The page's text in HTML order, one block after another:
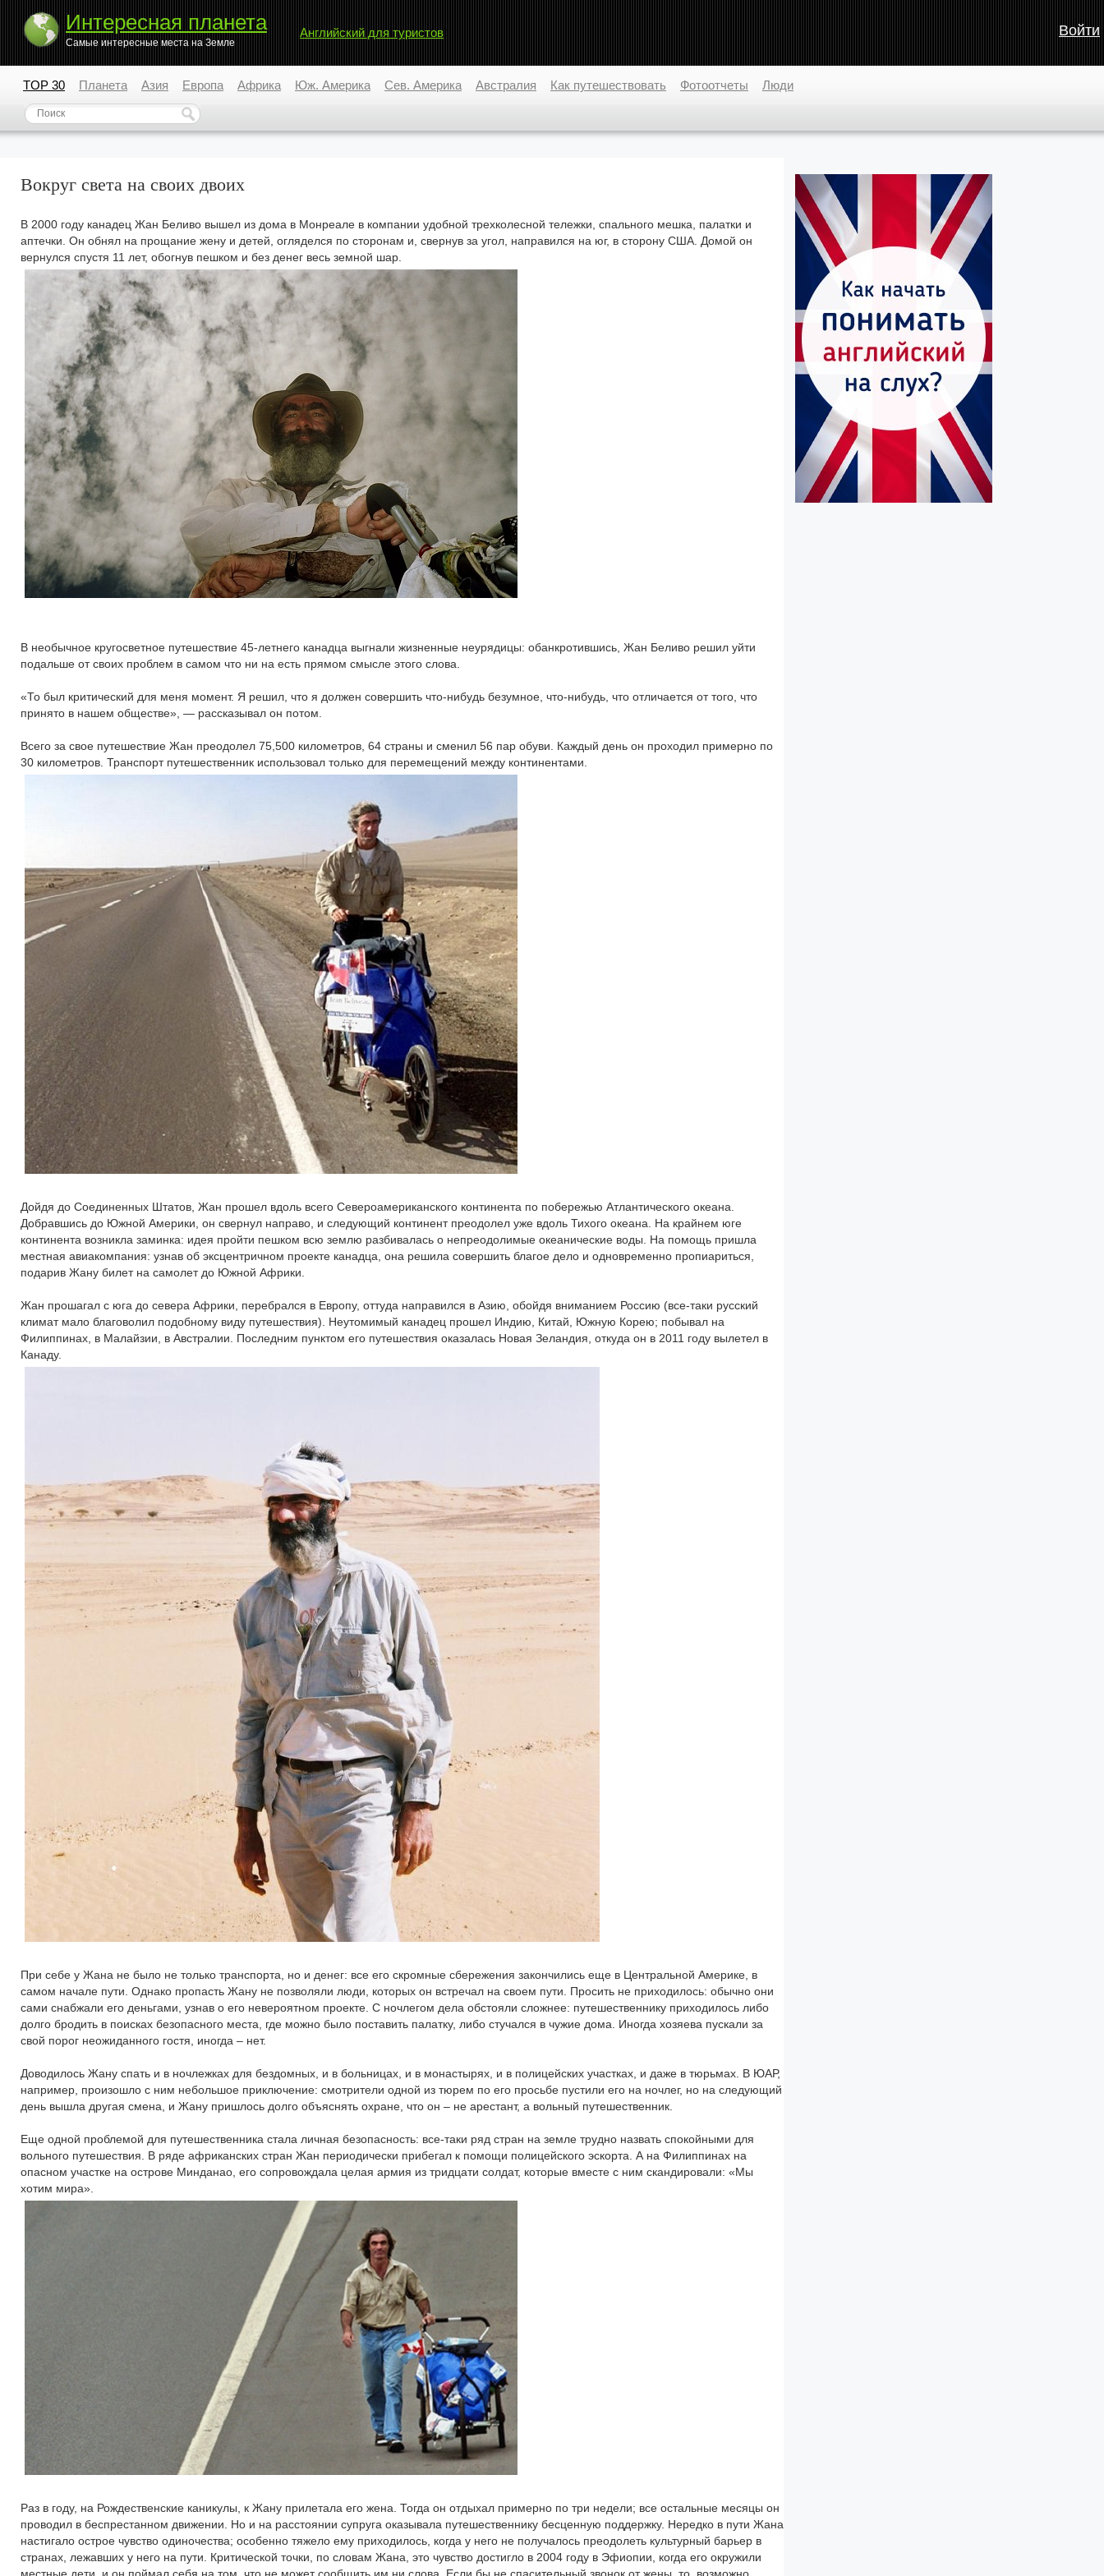
Интересная планета
Самые интересные места на Земле
Английский для туристов Войти
TOP 30 Планета Азия Европа Африка Юж. Америка Сев. Америка Австралия Как путешествовать Фотоотчеты Люди
Вокруг света на своих двоих
В 2000 году канадец Жан Беливо вышел из дома в Монреале в компании удобной трехколесной тележки, спального мешка, палатки и
аптечки. Он обнял на прощание жену и детей, огляделся по сторонам и, свернув за угол, направился на юг, в сторону США. Домой он
вернулся спустя 11 лет, обогнув пешком и без денег весь земной шар.
В необычное кругосветное путешествие 45-летнего канадца выгнали жизненные неурядицы: обанкротившись, Жан Беливо решил уйти
подальше от своих проблем в самом что ни на есть прямом смысле этого слова.
«То был критический для меня момент. Я решил, что я должен совершить что-нибудь безумное, что-нибудь, что отличается от того, что
принято в нашем обществе», — рассказывал он потом.
Всего за свое путешествие Жан преодолел 75,500 километров, 64 страны и сменил 56 пар обуви. Каждый день он проходил примерно по
30 километров. Транспорт путешественник использовал только для перемещений между континентами.
Дойдя до Соединенных Штатов, Жан прошел вдоль всего Североамериканского континента по побережью Атлантического океана.
Добравшись до Южной Америки, он свернул направо, и следующий континент преодолел уже вдоль Тихого океана. На крайнем юге
континента возникла заминка: идея пройти пешком всю землю разбивалась о непреодолимые океанические воды. На помощь пришла
местная авиакомпания: узнав об эксцентричном проекте канадца, она решила совершить благое дело и одновременно пропиариться,
подарив Жану билет на самолет до Южной Африки.
Жан прошагал с юга до севера Африки, перебрался в Европу, оттуда направился в Азию, обойдя вниманием Россию (все-таки русский
климат мало благоволил подобному виду путешествия). Неутомимый канадец прошел Индию, Китай, Южную Корею; побывал на
Филиппинах, в Малайзии, в Австралии. Последним пунктом его путешествия оказалась Новая Зеландия, откуда он в 2011 году вылетел в
Канаду.
При себе у Жана не было не только транспорта, но и денег: все его скромные сбережения закончились еще в Центральной Америке, в
самом начале пути. Однако пропасть Жану не позволяли люди, которых он встречал на своем пути. Просить не приходилось: обычно они
сами снабжали его деньгами, узнав о его невероятном проекте. С ночлегом дела обстояли сложнее: путешественнику приходилось либо
долго бродить в поисках безопасного места, где можно было поставить палатку, либо стучался в чужие дома. Иногда хозяева пускали за
свой порог неожиданного гостя, иногда – нет.
Доводилось Жану спать и в ночлежках для бездомных, и в больницах, и в монастырях, и в полицейских участках, и даже в тюрьмах. В ЮАР,
например, произошло с ним небольшое приключение: смотрители одной из тюрем по его просьбе пустили его на ночлег, но на следующий
день вышла другая смена, и Жану пришлось долго объяснять охране, что он – не арестант, а вольный путешественник.
Еще одной проблемой для путешественника стала личная безопасность: все-таки ряд стран на земле трудно назвать спокойными для
вольного путешествия. В ряде африканских стран Жан периодически прибегал к помощи полицейского эскорта. А на Филиппинах на
опасном участке на острове Минданао, его сопровождала целая армия из тридцати солдат, которые вместе с ним скандировали: «Мы
хотим мира».
Раз в году, на Рождественские каникулы, к Жану прилетала его жена. Тогда он отдыхал примерно по три недели; все остальные месяцы он
проводил в беспрестанном движении. Но и на расстоянии супруга оказывала путешественнику бесценную поддержку. Нередко в пути Жана
настигало острое чувство одиночества; особенно тяжело ему приходилось, когда у него не получалось преодолеть культурный барьер в
странах, лежавших у него на пути. Критической точки, по словам Жана, это чувство достигло в 2004 году в Эфиопии, когда его окружили